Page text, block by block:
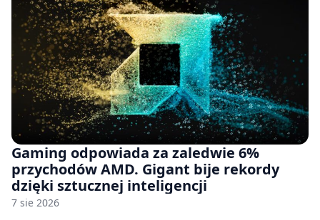
Gaming odpowiada za zaledwie 6%
przychodów AMD. Gigant bije rekordy
dzięki sztucznej inteligencji
7 sie 2026